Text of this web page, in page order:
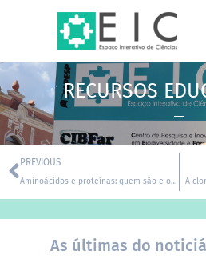
conteúdo
RECURSOS
Prev
PREVIOUS
Aminoácidos e proteínas: quem são e onde estão. A
As últimas do